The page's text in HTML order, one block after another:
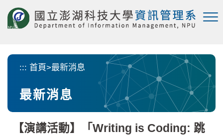
::: 首頁>最新消息
最新消息
【演講活動】「Writing is Coding: 跳